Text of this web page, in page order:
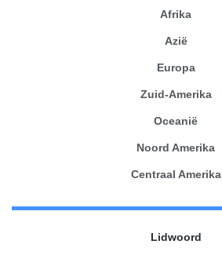
Afrika
Azië
Europa
Zuid-Amerika
Oceanië
Noord Amerika
Centraal Amerika
Lidwoord